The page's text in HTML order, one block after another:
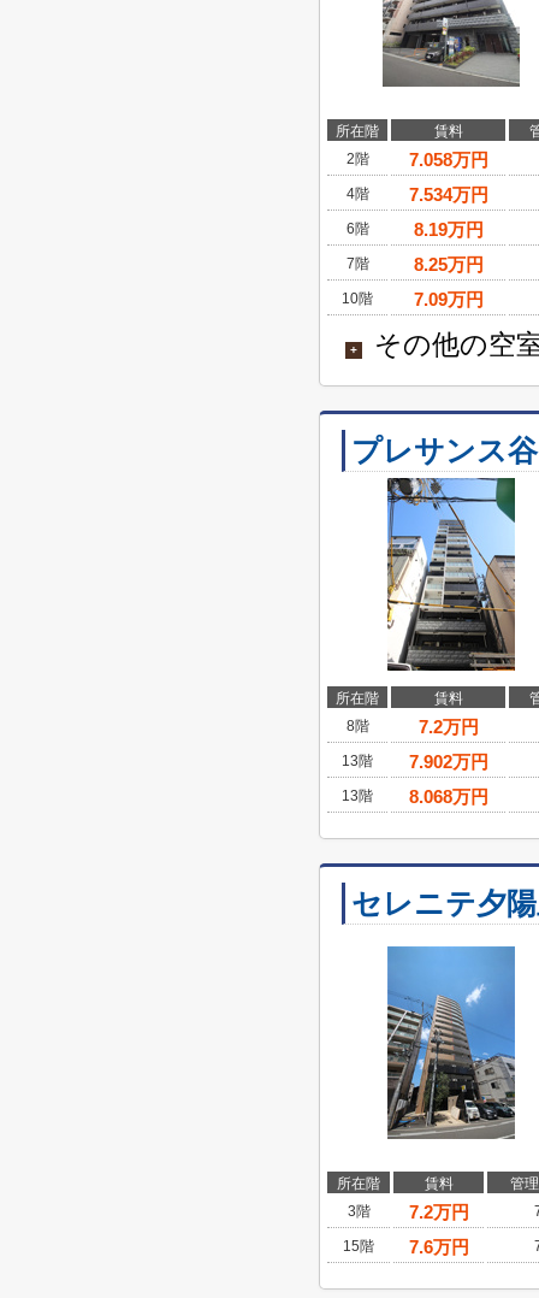
所在階 賃料
2階
7.058万円
4階 7.534万円
6階 8.19万円
7階 8.25万円
10階 7.09万円
+ その他の空
プレサンス
所在階 賃料
8階
7.2万円
13階 7.902万円
13階 8.068万円
セレニテ夕
所在階 賃料
管
3階
7.2万円
15階 7.6万円